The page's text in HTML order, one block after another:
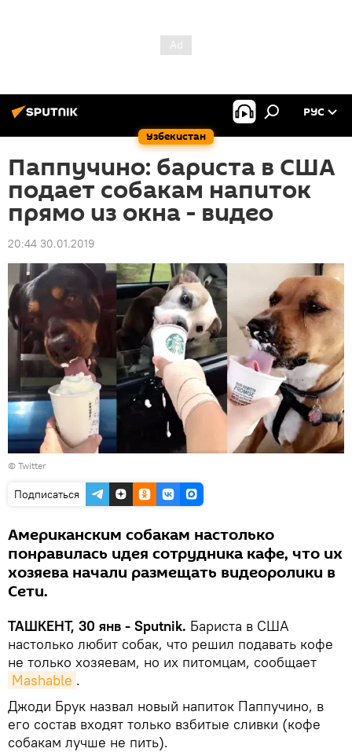
Узбекистан
РУС
Паппучино: бариста в США
подает собакам напиток
прямо из окна - видео
20:44 30.01.2019
© Twitter
Подписаться
Американским собакам настолько
понравилась идея сотрудника кафе, что их
хозяева начали размещать видеоролики в
Сети.
ТАШКЕНТ, 30 янв - Sputnik. Бариста в США
настолько любит собак, что решил подавать кофе
не только хозяевам, но их питомцам, сообщает
Mashable .
Джоди Брук назвал новый напиток Паппучино, в
его состав входят только взбитые сливки (кофе
собакам лучше не пить).